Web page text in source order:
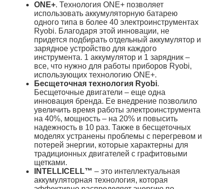
ONE+. Технология ONE+ позволяет
использовать аккумуляторную батарею
одного типа в более 40 электроинструментах
Ryobi. Благодаря этой инновации, не
придется подбирать отдельный аккумулятор и
зарядное устройство для каждого
инструмента. 1 аккумулятор и 1 зарядник –
все, что нужно для работы приборов Ryobi,
использующих технологию ONE+.
Бесщеточная технология Ryobi.
Бесщеточные двигатели – еще одна
инновация бренда. Ее внедрение позволило
увеличить время работы электроинструмента
на 40%, мощность – на 20% и повысить
надежность в 10 раз. Также в бесщеточных
моделях устранены проблемы с перегревом и
потерей энергии, которые характерны для
традиционных двигателей с графитовыми
щетками.
INTELLICELL™ – это интеллектуальная
аккумуляторная технология, которая